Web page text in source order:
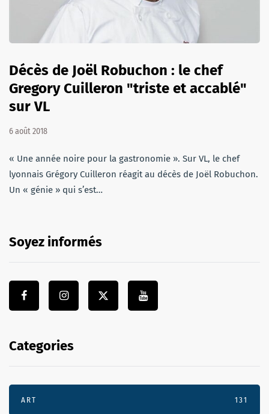
Décès de Joël Robuchon : le chef
Gregory Cuilleron "triste et accablé"
sur VL
6 août 2018
« Une année noire pour la gastronomie ». Sur VL, le chef
lyonnais Grégory Cuilleron réagit au décès de Joël Robuchon.
Un « génie » qui s’est…
Soyez informés
Categories
ART 131